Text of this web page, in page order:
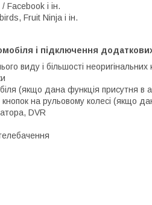
Facebook і ін.
Fruit Ninja і ін.
і підключення
виду і більшості
(якщо дана функція присутня в
на рульовому колесі (якщо
DVR